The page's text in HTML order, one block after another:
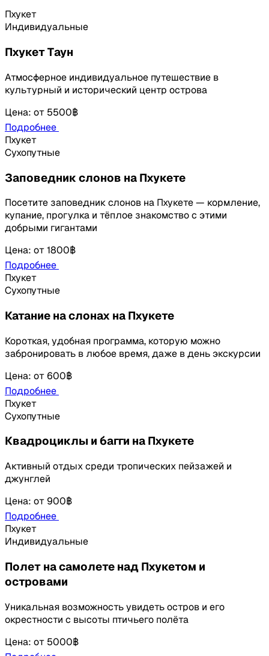
Пхукет
Индивидуальные
Пхукет Таун
Атмосферное индивидуальное путешествие в
культурный и исторический центр острова
Цена: от 5500฿
Подробнее
Пхукет
Сухопутные
Заповедник слонов на Пхукете
Посетите заповедник слонов на Пхукете — кормление,
купание, прогулка и тёплое знакомство с этими
добрыми гигантами
Цена: от1800฿
Подробнее
Пхукет
Сухопутные
Катание на слонах на Пхукете
Короткая, удобная программа, которую можно
забронировать в любое время, даже в день экскурсии
Цена: от 600฿
Подробнее
Пхукет
Сухопутные
Квадроциклы и багги на Пхукете
Активный отдых среди тропических пейзажей и
джунглей
Цена: от 900฿
Подробнее
Пхукет
Индивидуальные
Полет на самолете над Пхукетом и
островами
Уникальная возможность увидеть остров и его
окрестности с высоты птичьего полёта
Цена: от 5000฿